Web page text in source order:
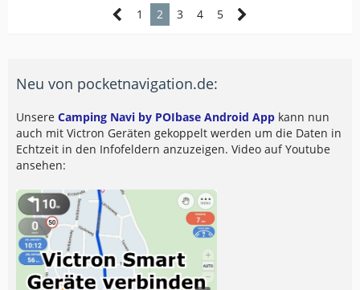
1 2 3 4 5
Neu von pocketnavigation.de:
Unsere Camping Navi by POIbase Android App kann nun
auch mit Victron Geräten gekoppelt werden um die Daten in
Echtzeit in den Infofeldern anzuzeigen. Video auf Youtube
ansehen: